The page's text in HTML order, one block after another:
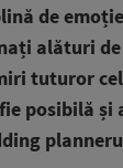
de
alături
tuturor
posibilă și